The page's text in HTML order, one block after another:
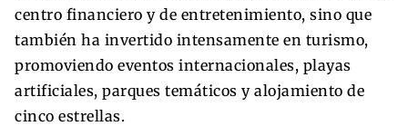
centro financiero y de entretenimiento, sino que
también ha invertido intensamente en turismo,
promoviendo eventos internacionales, playas
artificiales, parques temáticos y alojamiento de
cinco estrellas.